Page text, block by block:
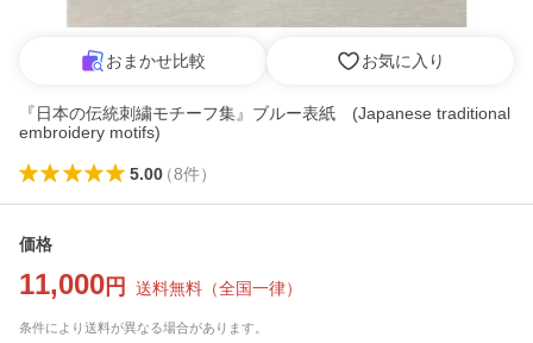
おまかせ比較 お気に入り
『日本の伝統刺繍モチーフ集』ブルー表紙 (Japanese traditional
embroidery motifs)
5.00（8件）
価格
11,000 円 送料無料 （全国一律）
条件により送料が異なる場合があります。